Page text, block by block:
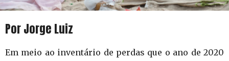
Por Jorge Luiz
Em meio ao inventário de perdas que o ano de 2020